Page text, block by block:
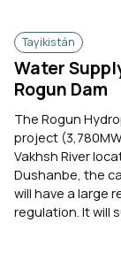
Tayikistán
Water
Rogun Dam
The Rogun
project
Vakhsh River
Dushanbe, the
will have a large
regulation. It will